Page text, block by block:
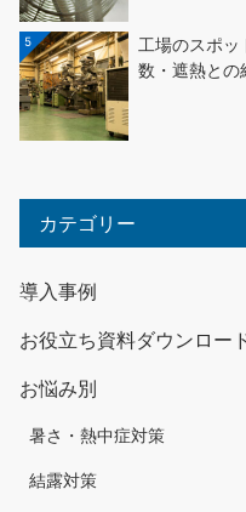
5
工場のスポッ
数・遮熱との
カテゴリー
導入事例
お役立ち資料ダウンロー
お悩み別
暑さ・熱中症対策
結露対策